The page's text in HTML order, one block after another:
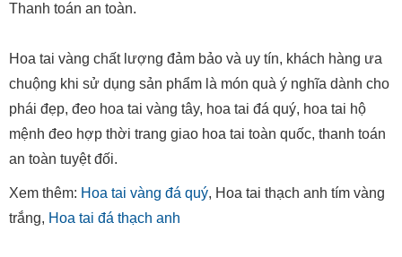
Thanh toán an toàn.
Hoa tai vàng chất lượng đảm bảo và uy tín, khách hàng ưa
chuộng khi sử dụng sản phẩm là món quà ý nghĩa dành cho
phái đẹp, đeo hoa tai vàng tây, hoa tai đá quý, hoa tai hộ
mệnh đeo hợp thời trang giao hoa tai toàn quốc, thanh toán
an toàn tuyệt đối.
Xem thêm: Hoa tai vàng đá quý, Hoa tai thạch anh tím vàng
trắng, Hoa tai đá thạch anh